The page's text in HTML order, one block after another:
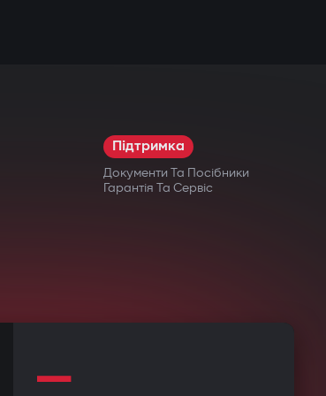
Підтримка
Документи Та Посібники
Гарантія Та Сервіс
—